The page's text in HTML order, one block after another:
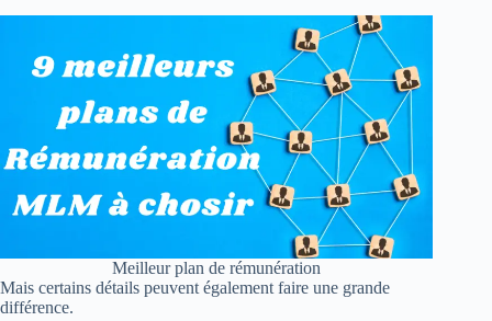
Meilleur plan de rémunération
Mais certains détails peuvent également faire une grande
différence.